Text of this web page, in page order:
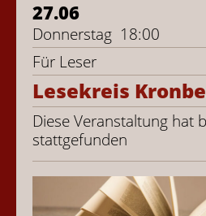
27.06
Donnerstag 18:00
Für Leser
Lesekreis
Diese Veranstaltung hat
stattgefunden